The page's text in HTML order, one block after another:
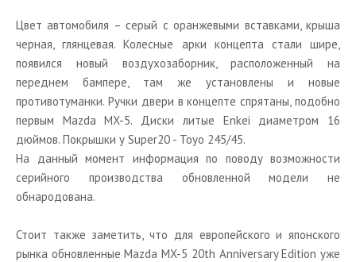
Цвет автомобиля – серый с оранжевыми вставками, крыша
черная, глянцевая. Колесные арки концепта стали шире,
появился новый воздухозаборник, расположенный на
переднем бампере, там же установлены и новые
противотуманки. Ручки двери в концепте спрятаны, подобно
первым Mazda MX-5. Диски литые Enkei диаметром 16
дюймов. Покрышки у Super20 - Toyo 245/45.
На данный момент информация по поводу возможности
серийного производства обновленной модели не
обнародована.
Стоит также заметить, что для европейского и японского
рынка обновленные Mazda MX-5 20th Anniversary Edition уже